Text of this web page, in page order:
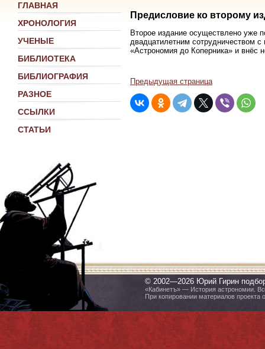
ГЛАВНАЯ
ХРОНОЛОГИЯ
УЧЕНЫЕ
БИБЛИОТЕКА
БИБЛИОГРАФИЯ
РАЗНОЕ
ССЫЛКИ
СТАТЬИ
Предисловие ко второму
Второе издание осуществлено уже
двадцатилетним сотрудничеством
«Астрономия до Коперника» и внёс
Предыдущая страница
© 2002—2026 Юрий Гирин
«Кабинетъ» — История астрономии.
При копировании материалов проекта